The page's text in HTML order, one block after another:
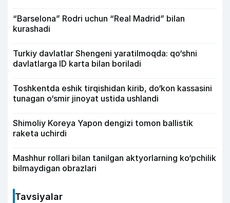
“Barselona” Rodri uchun “Real Madrid” bilan
kurashadi
Turkiy davlatlar Shengeni yaratilmoqda: qo‘shni
davlatlarga ID karta bilan boriladi
Toshkentda eshik tirqishidan kirib, do‘kon kassasini
tunagan o‘smir jinoyat ustida ushlandi
Shimoliy Koreya Yapon dengizi tomon ballistik
raketa uchirdi
Mashhur rollari bilan tanilgan aktyorlarning ko‘pchilik
bilmaydigan obrazlari
Tavsiyalar